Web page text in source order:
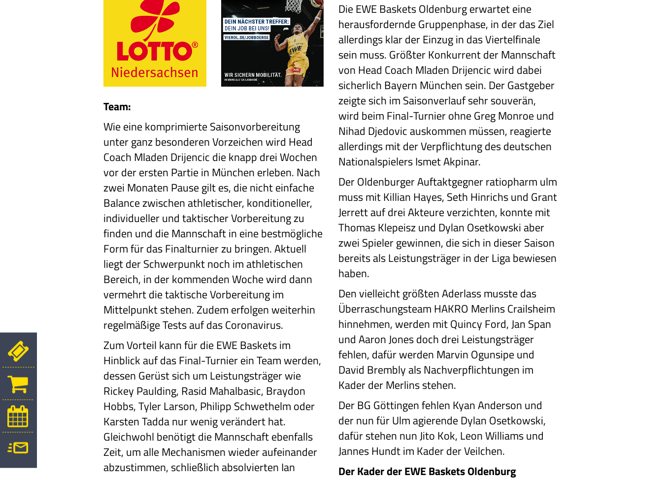
Team:
Wie eine komprimierte Saisonvorbereitung
unter ganz besonderen Vorzeichen wird Head
Coach Mladen Drijencic die knapp drei Wochen
vor der ersten Partie in München erleben. Nach
zwei Monaten Pause gilt es, die nicht einfache
Balance zwischen athletischer, konditioneller,
individueller und taktischer Vorbereitung zu
finden und die Mannschaft in eine bestmögliche
Form für das Finalturnier zu bringen. Aktuell
liegt der Schwerpunkt noch im athletischen
Bereich, in der kommenden Woche wird dann
vermehrt die taktische Vorbereitung im
Mittelpunkt stehen. Zudem erfolgen weiterhin
regelmäßige Tests auf das Coronavirus.
Zum Vorteil kann für die EWE Baskets im
Hinblick auf das Final-Turnier ein Team werden,
dessen Gerüst sich um Leistungsträger wie
Rickey Paulding, Rasid Mahalbasic, Braydon
Hobbs, Tyler Larson, Philipp Schwethelm oder
Karsten Tadda nur wenig verändert hat.
Gleichwohl benötigt die Mannschaft ebenfalls
Zeit, um alle Mechanismen wieder aufeinander
abzustimmen, schließlich absolvierten Ian
Die EWE Baskets Oldenburg erwartet eine
herausfordernde Gruppenphase, in der das Ziel
allerdings klar der Einzug in das Viertelfinale
sein muss. Größter Konkurrent der Mannschaft
von Head Coach Mladen Drijencic wird dabei
sicherlich Bayern München sein. Der Gastgeber
zeigte sich im Saisonverlauf sehr souverän,
wird beim Final-Turnier ohne Greg Monroe und
Nihad Djedovic auskommen müssen, reagierte
allerdings mit der Verpflichtung des deutschen
Nationalspielers Ismet Akpinar.
Der Oldenburger Auftaktgegner ratiopharm ulm
muss mit Killian Hayes, Seth Hinrichs und Grant
Jerrett auf drei Akteure verzichten, konnte mit
Thomas Klepeisz und Dylan Osetkowski aber
zwei Spieler gewinnen, die sich in dieser Saison
bereits als Leistungsträger in der Liga bewiesen
haben.
Den vielleicht größten Aderlass musste das
Überraschungsteam HAKRO Merlins Crailsheim
hinnehmen, werden mit Quincy Ford, Jan Span
und Aaron Jones doch drei Leistungsträger
fehlen, dafür werden Marvin Ogunsipe und
David Brembly als Nachverpflichtungen im
Kader der Merlins stehen.
Der BG Göttingen fehlen Kyan Anderson und
der nun für Ulm agierende Dylan Osetkowski,
dafür stehen nun Jito Kok, Leon Williams und
Jannes Hundt im Kader der Veilchen.
Der Kader der EWE Baskets Oldenburg